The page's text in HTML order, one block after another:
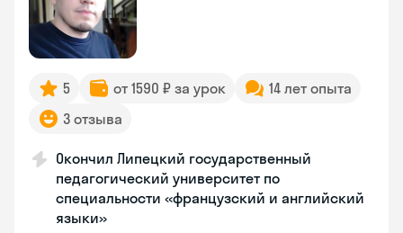
5 от 1590 ₽ за урок
14 лет опыта
3 отзыва
Окончил Липецкий государственный
педагогический университет по
специальности «французский и английский
языки»